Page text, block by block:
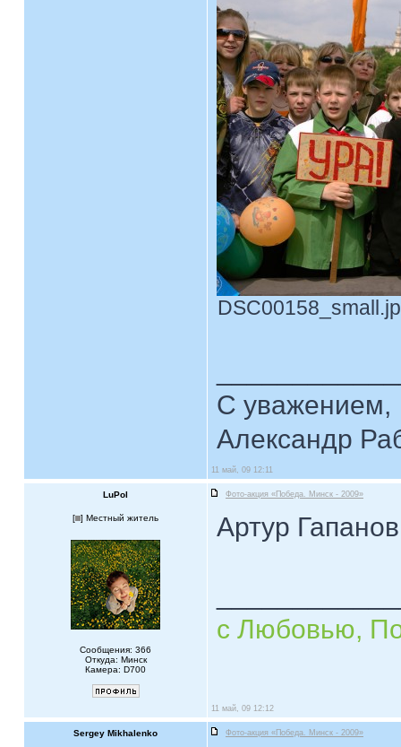
С уважением,
Александр
11 май, 09 12:11
LuPol Фото-акция «Победа. Минск - 2009»
[ ] Местный житель
Сообщения: 366
Откуда: Минск
Камера: D700
Артур
с Любовью,
11 май, 09 12:12
Sergey Mikhalenko Фото-акция «Победа. Минск - 2009»